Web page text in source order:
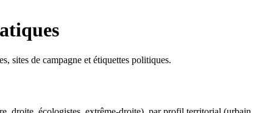
sites de campagne et étiquettes politiques.